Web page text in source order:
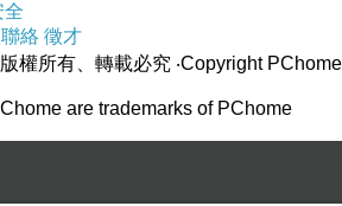
全
絡 徵才
版權所有、轉載必究 ‧Copyright PChome
are trademarks of PChome